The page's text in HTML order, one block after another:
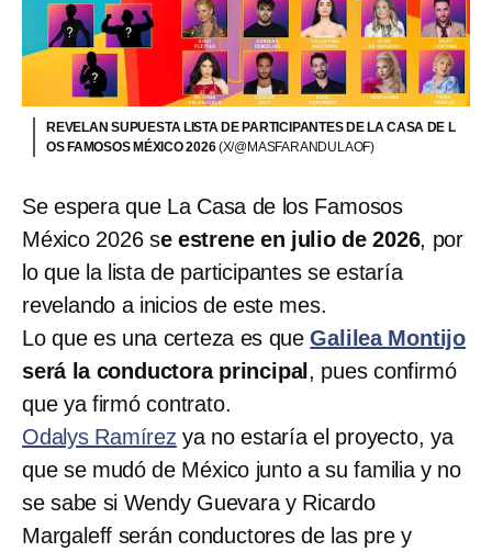
REVELAN SUPUESTA LISTA DE PARTICIPANTES DE LA CASA DE L
OS FAMOSOS MÉXICO 2026(X/@MASFARANDULAOF)
Se espera que La Casa de los Famosos
México 2026 se estrene en julio de 2026, por
lo que la lista de participantes se estaría
revelando a inicios de este mes.
Lo que es una certeza es queGalilea Montijo
será la conductora principal , pues confirmó
que ya firmó contrato.
Odalys Ramírez ya no estaría el proyecto, ya
que se mudó de México junto a su familia y no
se sabe si Wendy Guevara y Ricardo
Margaleff serán conductores de las pre y